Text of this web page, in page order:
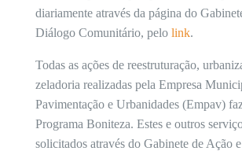
diariamente através da página do
Diálogo Comunitário, pelolink.
Todas as ações de reestruturação,
zeladoria realizadas pela Empresa
Pavimentação e Urbanidades (Empav)
Programa Boniteza. Estes e outros
solicitados através do Gabinete de Ação